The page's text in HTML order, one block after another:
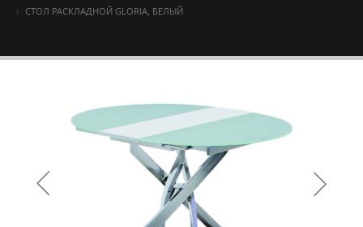
СТОЛ РАСКЛАДНОЙ GLORIA, БЕЛЫЙ